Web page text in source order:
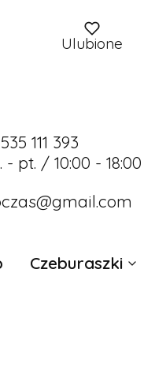
Ulubione
111 393
- pt. / 10:00 - 18:00
Czeburaszki